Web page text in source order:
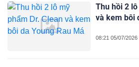
Thu hồi 2
và kem bôi
08:21 05/07/2026